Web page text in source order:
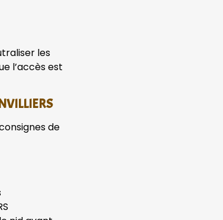
les
l’accès est
de